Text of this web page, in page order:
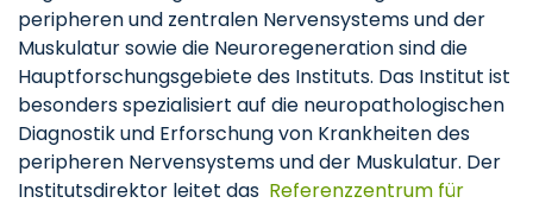
peripheren und zentralen Nervensystems und der
Muskulatur sowie die Neuroregeneration sind die
Hauptforschungsgebiete des Instituts. Das Institut ist
besonders spezialisiert auf die neuropathologischen
Diagnostik und Erforschung von Krankheiten des
peripheren Nervensystems und der Muskulatur. Der
Institutsdirektor leitet das Referenzzentrum für